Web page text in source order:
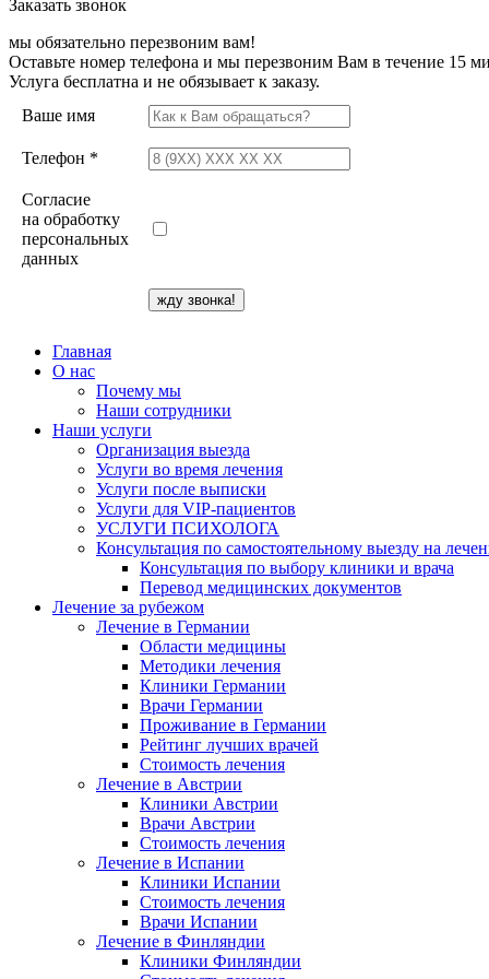
Заказать звонок
мы обязательно перезвоним вам!
Оставьте номер телефона и мы перезвоним Вам в течение 15
Услуга бесплатна и не обязывает к заказу.
Ваше имя
Телефон *
Согласие
на обработку
персональных
данных
Главная
О нас
Почему мы
Наши сотрудники
Наши услуги
Организация выезда
Услуги во время лечения
Услуги после выписки
Услуги для VIP-пациентов
УСЛУГИ ПСИХОЛОГА
Консультация по самостоятельному выезду на
Консультация по выбору клиники и врача
Перевод медицинских документов
Лечение за рубежом
Лечение в Германии
Области медицины
Методики лечения
Клиники Германии
Врачи Германии
Проживание в Германии
Рейтинг лучших врачей
Стоимость лечения
Лечение в Австрии
Клиники Австрии
Врачи Австрии
Стоимость лечения
Лечение в Испании
Клиники Испании
Стоимость лечения
Врачи Испании
Лечение в Финляндии
Клиники Финляндии